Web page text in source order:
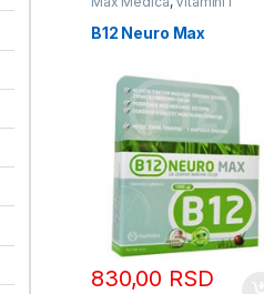
B12 Neuro Max
830,00 RSD